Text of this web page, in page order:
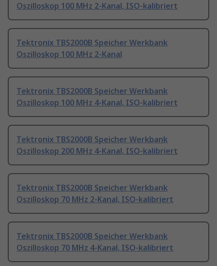
Oszilloskop 100 MHz 2-Kanal, ISO-kalibriert
Tektronix TBS2000B Speicher Werkbank
Oszilloskop 100 MHz 2-Kanal
Tektronix TBS2000B Speicher Werkbank
Oszilloskop 100 MHz 4-Kanal, ISO-kalibriert
Tektronix TBS2000B Speicher Werkbank
Oszilloskop 200 MHz 4-Kanal, ISO-kalibriert
Tektronix TBS2000B Speicher Werkbank
Oszilloskop 70 MHz 2-Kanal, ISO-kalibriert
Tektronix TBS2000B Speicher Werkbank
Oszilloskop 70 MHz 4-Kanal, ISO-kalibriert